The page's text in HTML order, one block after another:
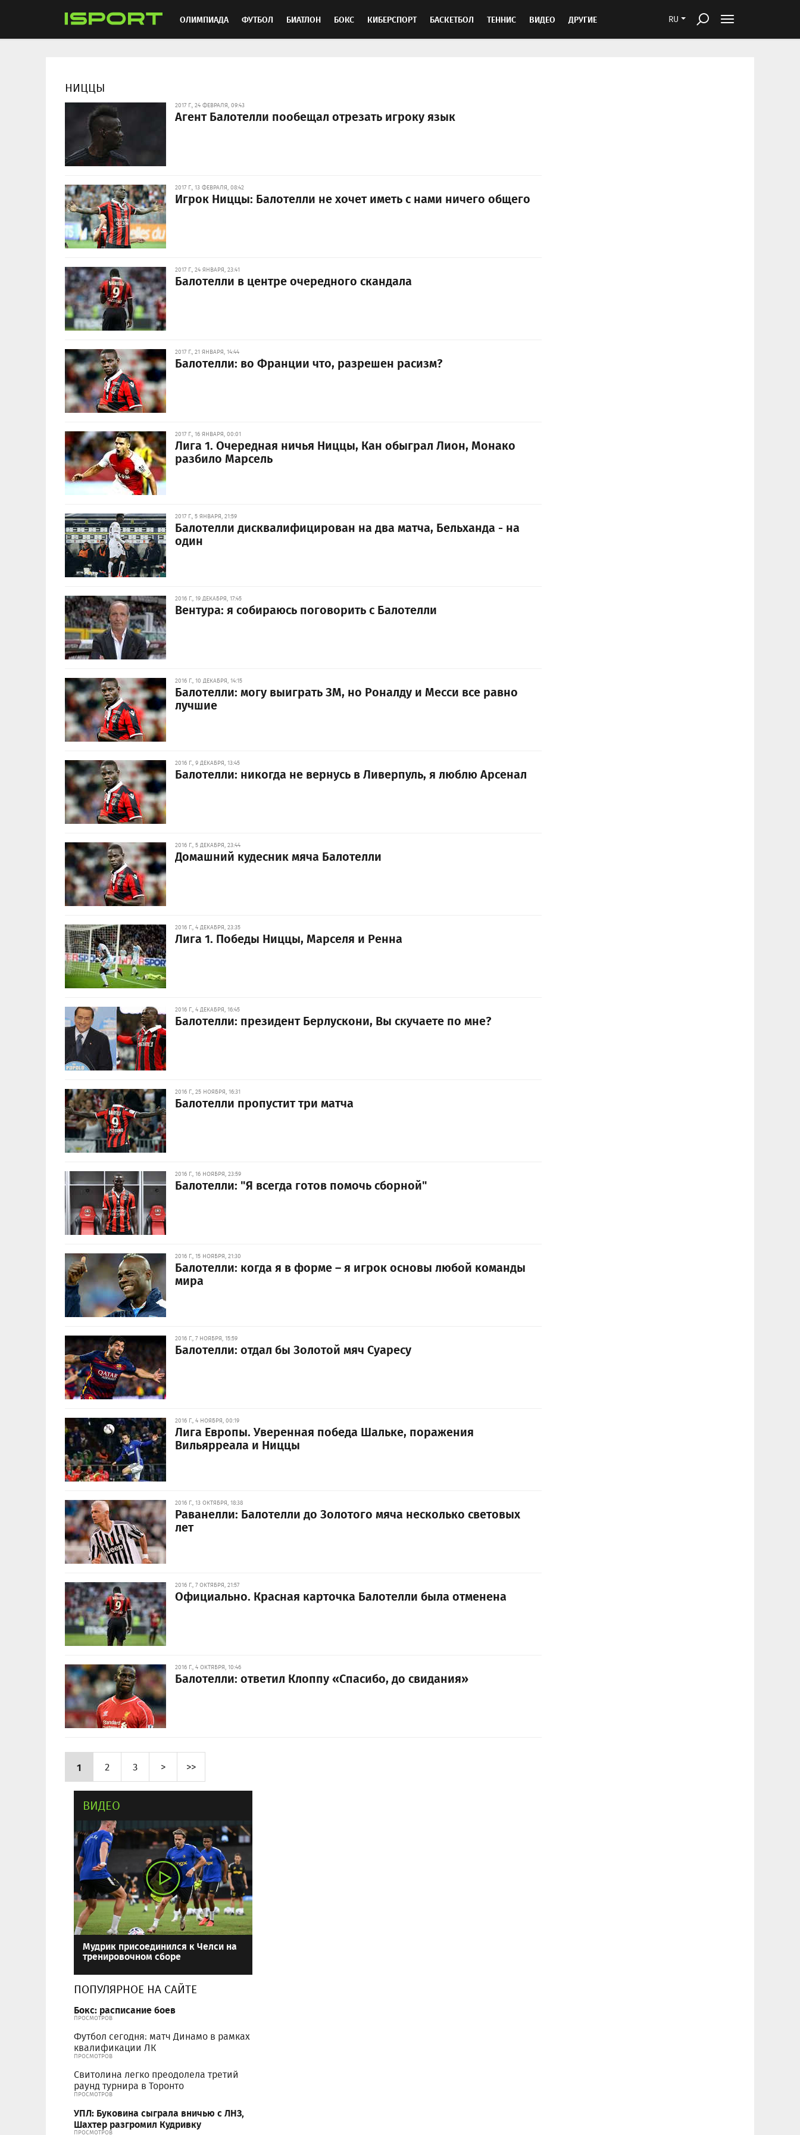
RU
ОЛИМПИАДА ФУТБОЛ БИАТЛОН БОКС КИБЕРСПОРТ БАСКЕТБОЛ ТЕННИС ВИДЕО ДРУГИЕ
НИЦЦЫ
2017 Г., 24 ФЕВРАЛЯ, 09:43
Агент Балотелли пообещал отрезать игроку язык
2017 Г., 13 ФЕВРАЛЯ, 08:42
Игрок Ниццы: Балотелли не хочет иметь с нами ничего общего
2017 Г., 24 ЯНВАРЯ, 23:41
Балотелли в центре очередного скандала
2017 Г., 21 ЯНВАРЯ, 14:44
Балотелли: во Франции что, разрешен расизм?
2017 Г., 16 ЯНВАРЯ, 00:01
Лига 1. Очередная ничья Ниццы, Кан обыграл Лион, Монако
разбило Марсель
2017 Г., 5 ЯНВАРЯ, 21:59
Балотелли дисквалифицирован на два матча, Бельханда - на
один
2016 Г., 19 ДЕКАБРЯ, 17:45
Вентура: я собираюсь поговорить с Балотелли
2016 Г., 10 ДЕКАБРЯ, 14:15
Балотелли: могу выиграть ЗМ, но Роналду и Месси все равно
лучшие
2016 Г., 9 ДЕКАБРЯ, 13:45
Балотелли: никогда не вернусь в Ливерпуль, я люблю Арсенал
2016 Г., 5 ДЕКАБРЯ, 23:44
Домашний кудесник мяча Балотелли
2016 Г., 4 ДЕКАБРЯ, 23:35
Лига 1. Победы Ниццы, Марселя и Ренна
2016 Г., 4 ДЕКАБРЯ, 16:45
Балотелли: президент Берлускони, Вы скучаете по мне?
2016 Г., 25 НОЯБРЯ, 16:31
Балотелли пропустит три матча
2016 Г., 16 НОЯБРЯ, 23:59
Балотелли: "Я всегда готов помочь сборной"
2016 Г., 15 НОЯБРЯ, 21:30
Балотелли: когда я в форме – я игрок основы любой команды
мира
2016 Г., 7 НОЯБРЯ, 15:59
Балотелли: отдал бы Золотой мяч Суаресу
2016 Г., 4 НОЯБРЯ, 00:19
Лига Европы. Уверенная победа Шальке, поражения
Вильярреала и Ниццы
2016 Г., 13 ОКТЯБРЯ, 18:38
Раванелли: Балотелли до Золотого мяча несколько световых
лет
2016 Г., 7 ОКТЯБРЯ, 21:57
Официально. Красная карточка Балотелли была отменена
2016 Г., 4 ОКТЯБРЯ, 10:46
Балотелли: ответил Клоппу «Спасибо, до свидания»
1 2 3 > >>
ВИДЕО
Мудрик присоединился к Челси на
тренировочном сборе
ПОПУЛЯРНОЕ НА САЙТЕ
Бокс: расписание боев
ПРОСМОТРОВ
Футбол сегодня: матч Динамо в рамках
квалификации ЛК
ПРОСМОТРОВ
Свитолина легко преодолела третий
раунд турнира в Торонто
ПРОСМОТРОВ
УПЛ: Буковина сыграла вничью с ЛНЗ,
Шахтер разгромил Кудривку
ПРОСМОТРОВ